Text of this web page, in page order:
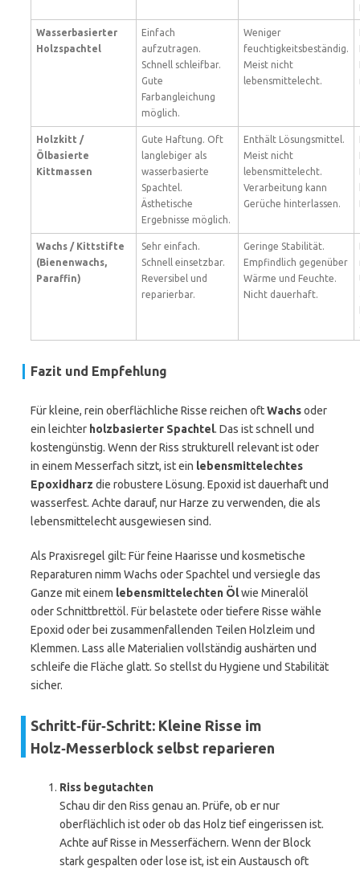
Wasserbasierter
Holzspachtel
Einfach
aufzutragen.
Schnell schleifbar.
Gute
Farbangleichung
möglich.
Weniger
feuchtigkeitsbeständig.
Meist nicht
lebensmittelecht.
Holzkitt /
Ölbasierte
Kittmassen
Gute Haftung. Oft
langlebiger als
wasserbasierte
Spachtel.
Ästhetische
Ergebnisse möglich.
Enthält Lösungsmittel.
Meist nicht
lebensmittelecht.
Verarbeitung kann
Gerüche hinterlassen.
Wachs / Kittstifte
(Bienenwachs,
Paraffin)
Sehr einfach.
Schnell einsetzbar.
Reversibel und
reparierbar.
Geringe Stabilität.
Empfindlich gegenüber
Wärme und Feuchte.
Nicht dauerhaft.
Fazit und Empfehlung
Für kleine, rein oberflächliche Risse reichen oftWachsoder
ein leichter holzbasierter Spachtel. Das ist schnell und
kostengünstig. Wenn der Riss strukturell relevant ist oder
in einem Messerfach sitzt, ist ein lebensmittelechtes
Epoxidharz die robustere Lösung. Epoxid ist dauerhaft und
wasserfest. Achte darauf, nur Harze zu verwenden, die als
lebensmittelecht ausgewiesen sind.
Als Praxisregel gilt: Für feine Haarisse und kosmetische
Reparaturen nimm Wachs oder Spachtel und versiegle das
Ganze mit einem lebensmittelechten Ölwie Mineralöl
oder Schnittbrettöl. Für belastete oder tiefere Risse wähle
Epoxid oder bei zusammenfallenden Teilen Holzleim und
Klemmen. Lass alle Materialien vollständig aushärten und
schleife die Fläche glatt. So stellst du Hygiene und Stabilität
sicher.
Schritt‑für‑Schritt: Kleine Risse im
Holz‑Messerblock selbst reparieren
Riss begutachten
Schau dir den Riss genau an. Prüfe, ob er nur
oberflächlich ist oder ob das Holz tief eingerissen ist.
Achte auf Risse in Messerfächern. Wenn der Block
stark gespalten oder lose ist, ist ein Austausch oft